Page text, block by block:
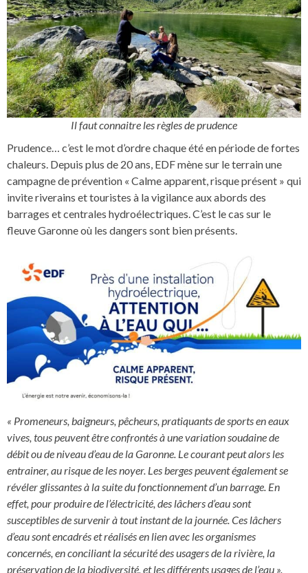
Il faut connaitre les règles de prudence
Prudence… c’est le mot d’ordre chaque été en période de fortes
chaleurs. Depuis plus de 20 ans, EDF mène sur le terrain une
campagne de prévention « Calme apparent, risque présent » qui
invite riverains et touristes à la vigilance aux abords des
barrages et centrales hydroélectriques. C’est le cas sur le
fleuve Garonne où les dangers sont bien présents.
« Promeneurs, baigneurs, pêcheurs, pratiquants de sports en eaux
vives, tous peuvent être confrontés à une variation soudaine de
débit ou de niveau d’eau de la Garonne. Le courant peut alors les
entrainer, au risque de les noyer. Les berges peuvent également se
révéler glissantes à la suite du fonctionnement d’un barrage. En
effet, pour produire de l’électricité, des lâchers d’eau sont
susceptibles de survenir à tout instant de la journée. Ces lâchers
d’eau sont encadrés et réalisés en lien avec les organismes
concernés, en conciliant la sécurité des usagers de la rivière, la
préservation de la biodiversité, et les différents usages de l’eau ».